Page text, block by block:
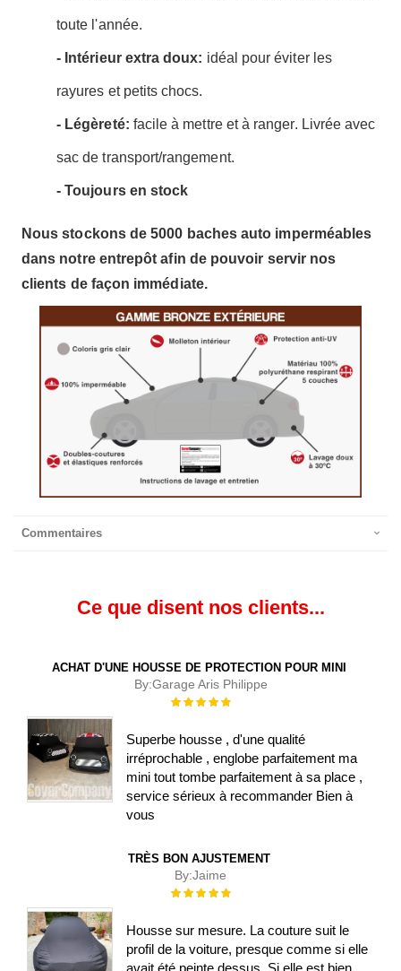
toute l'année.
- Intérieur extra doux: idéal pour éviter les
rayures et petits chocs.
- Légèreté: facile à mettre et à ranger. Livrée avec
sac de transport/rangement.
- Toujours en stock
Nous stockons de 5000 baches auto imperméables
dans notre entrepôt afin de pouvoir servir nos
clients de façon immédiate.
Commentaires
Ce que disent nos clients...
ACHAT D'UNE HOUSSE DE PROTECTION POUR MINI
By:Garage Aris Philippe
Évaluation :
Superbe housse , d'une qualité
irréprochable , englobe parfaitement ma
mini tout tombe parfaitement à sa place ,
service sérieux à recommander Bien à
vous
TRÈS BON AJUSTEMENT
By:Jaime
Évaluation :
Housse sur mesure. La couture suit le
profil de la voiture, presque comme si elle
avait été peinte dessus. Si elle est bien